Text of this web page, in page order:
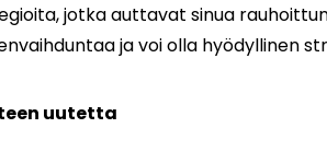
jotka auttavat sinua
ja voi olla hyödyllinen
uutetta